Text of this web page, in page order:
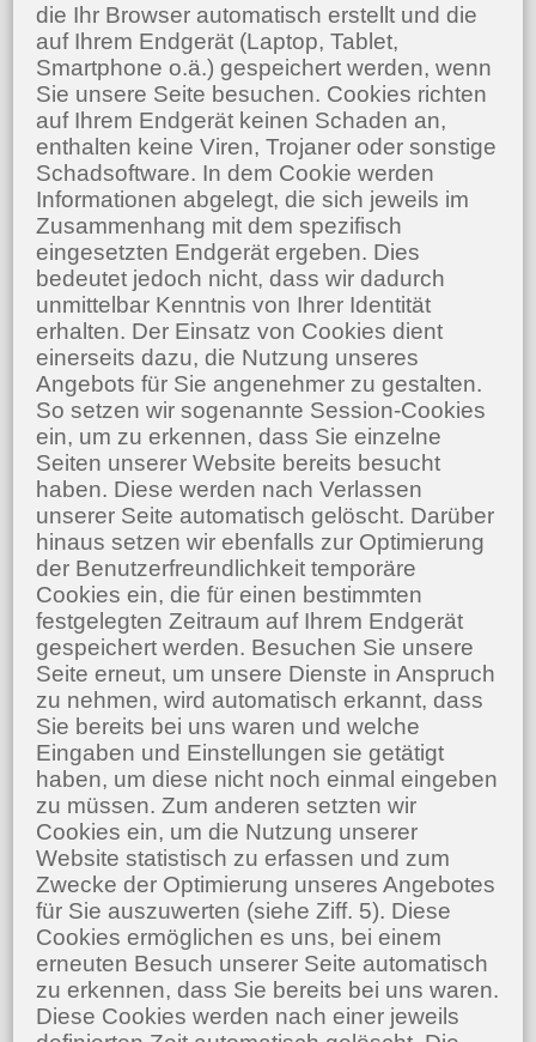
die Ihr Browser automatisch erstellt und die
auf Ihrem Endgerät (Laptop, Tablet,
Smartphone o.ä.) gespeichert werden, wenn
Sie unsere Seite besuchen. Cookies richten
auf Ihrem Endgerät keinen Schaden an,
enthalten keine Viren, Trojaner oder sonstige
Schadsoftware. In dem Cookie werden
Informationen abgelegt, die sich jeweils im
Zusammenhang mit dem spezifisch
eingesetzten Endgerät ergeben. Dies
bedeutet jedoch nicht, dass wir dadurch
unmittelbar Kenntnis von Ihrer Identität
erhalten. Der Einsatz von Cookies dient
einerseits dazu, die Nutzung unseres
Angebots für Sie angenehmer zu gestalten.
So setzen wir sogenannte Session-Cookies
ein, um zu erkennen, dass Sie einzelne
Seiten unserer Website bereits besucht
haben. Diese werden nach Verlassen
unserer Seite automatisch gelöscht. Darüber
hinaus setzen wir ebenfalls zur Optimierung
der Benutzerfreundlichkeit temporäre
Cookies ein, die für einen bestimmten
festgelegten Zeitraum auf Ihrem Endgerät
gespeichert werden. Besuchen Sie unsere
Seite erneut, um unsere Dienste in Anspruch
zu nehmen, wird automatisch erkannt, dass
Sie bereits bei uns waren und welche
Eingaben und Einstellungen sie getätigt
haben, um diese nicht noch einmal eingeben
zu müssen. Zum anderen setzten wir
Cookies ein, um die Nutzung unserer
Website statistisch zu erfassen und zum
Zwecke der Optimierung unseres Angebotes
für Sie auszuwerten (siehe Ziff. 5). Diese
Cookies ermöglichen es uns, bei einem
erneuten Besuch unserer Seite automatisch
zu erkennen, dass Sie bereits bei uns waren.
Diese Cookies werden nach einer jeweils